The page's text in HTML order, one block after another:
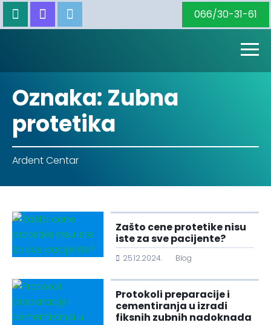
066/30-31-61
Oznaka: Zubna
protetika
Ardent Centar
Zašto cene protetike nisu
iste za sve pacijente?
25.12.2024. Blog
Protokoli preparacije i
cementiranja u izradi
fiksnih zubnih nadoknada